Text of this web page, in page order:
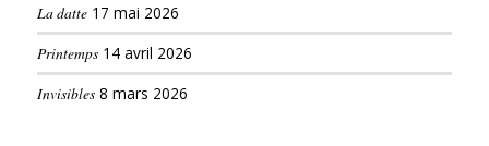
La datte 17 mai 2026
Printemps 14 avril 2026
Invisibles 8 mars 2026